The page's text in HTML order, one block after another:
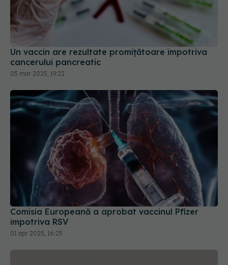
Un vaccin are rezultate promițătoare împotriva
cancerului pancreatic
Comisia Europeană a aprobat vaccinul Pfizer
împotriva RSV
01 apr 2025, 16:25